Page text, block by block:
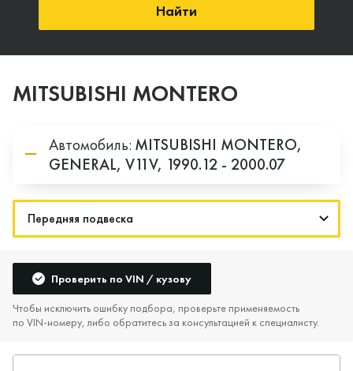
Найти
MITSUBISHI MONTERO
Автомобиль: MITSUBISHI MONTERO,
GENERAL, V11V, 1990.12 - 2000.07
Проверить по VIN / кузову
Чтобы исключить ошибку подбора, проверьте применяемость
по VIN‑номеру, либо обратитесь за консультацией к специалисту.